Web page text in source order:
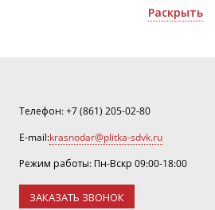
- для облицовки жилых и офисных
Раскрыть
Телефон:+7 (861) 205-02-80
E-mail:krasnodar@plitka-sdvk.ru
Режим работы: Пн-Вскр 09:00-18:00
ЗАКАЗАТЬ ЗВОНОК